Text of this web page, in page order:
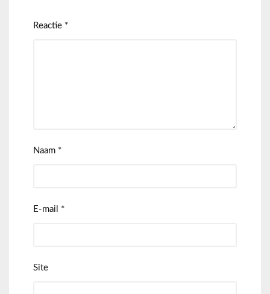
Reactie *
Naam *
E-mail *
Site